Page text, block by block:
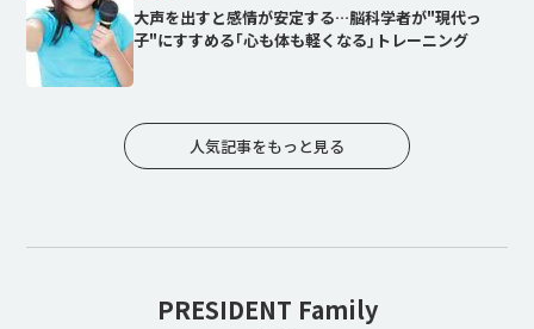
大声を出すと感情が安定する…脳科学者が"現代っ
子"にすすめる｢心も体も軽くなる｣トレーニング
人気記事をもっと見る
PRESIDENT Family